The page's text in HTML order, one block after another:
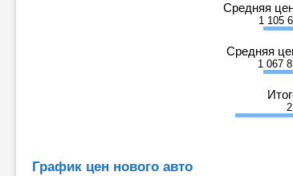
Средняя
1 105
Средняя
1 067
График цен нового авто